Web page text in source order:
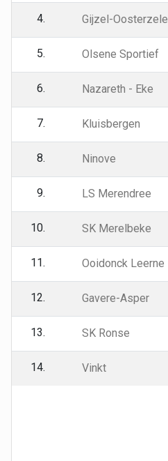
4. Gijzel-Oosterzele
5. Olsene Sportief
6. Nazareth - Eke
7. Kluisbergen
8. Ninove
9. LS Merendree
10. SK Merelbeke
11. Ooidonck Leerne
12. Gavere-Asper
13. SK Ronse
14. Vinkt